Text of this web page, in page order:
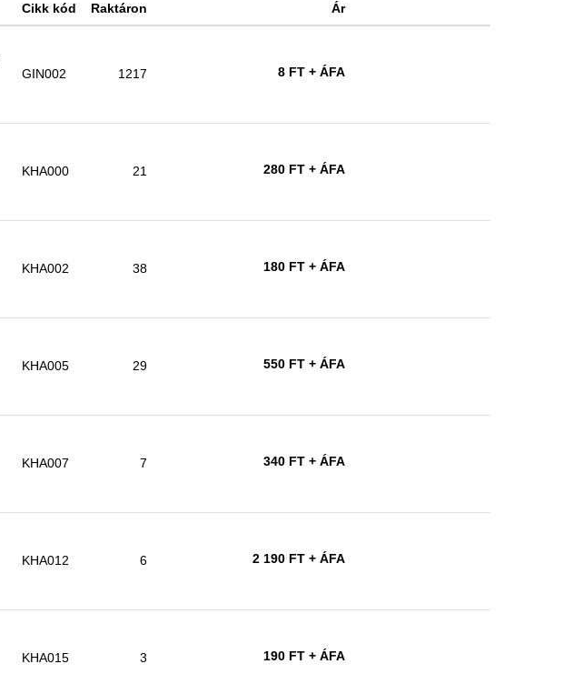
Cikk kód Raktáron Ár
GIN002 1217 8 FT + ÁFA
KHA000 21 280 FT + ÁFA
KHA002 38 180 FT + ÁFA
KHA005 29 550 FT + ÁFA
KHA007 7 340 FT + ÁFA
KHA012 6 2 190 FT + ÁFA
KHA015 3 190 FT + ÁFA